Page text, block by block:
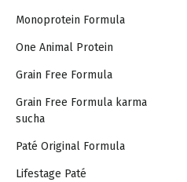
Monoprotein Formula
One Animal Protein
Grain Free Formula
Grain Free Formula karma
sucha
Paté Original Formula
Lifestage Paté